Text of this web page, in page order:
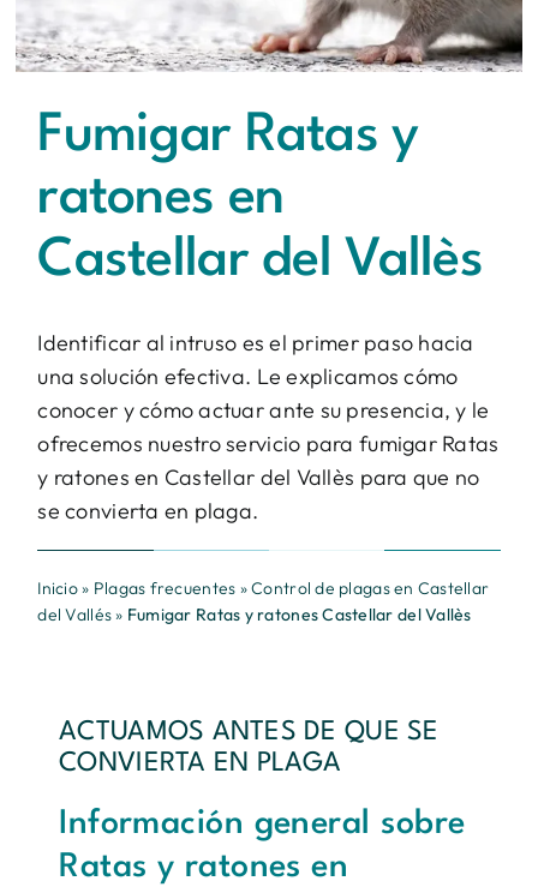
Contacto
BUSCAR:
Fumigar Ratas y
ratones en
Castellar del Vallès
Identificar al intruso es el primer paso hacia
una solución efectiva. Le explicamos cómo
conocer y cómo actuar ante su presencia, y le
ofrecemos nuestro servicio para fumigar Ratas
y ratones en Castellar del Vallès para que no
se convierta en plaga.
Inicio» Plagas frecuentes »Control de plagas en Castellar
del Vallés» Fumigar Ratas y ratones Castellar del Vallès
ACTUAMOS ANTES DE QUE SE
CONVIERTA EN PLAGA
Información general sobre
Ratas y ratones en